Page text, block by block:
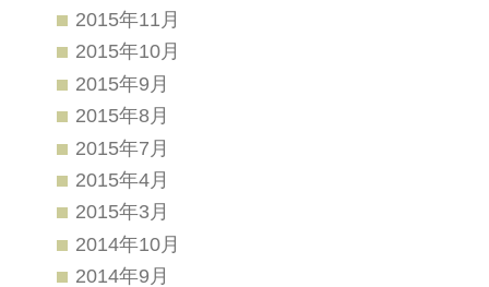
2015年11月
2015年10月
2015年9月
2015年8月
2015年7月
2015年4月
2015年3月
2014年10月
2014年9月